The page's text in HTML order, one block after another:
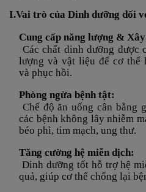
I.Vai trò của Dinh dưỡng đối
Cung cấp năng lượng &
Các chất dinh dưỡng được
lượng và vật liệu để cơ thể
và phục hồi.
Phòng ngừa bệnh tật:
Chế độ ăn uống cân bằng
các bệnh không lây nhiễm
béo phì, tim mạch, ung thư.
Tăng cường hệ miễn dịch:
Dinh dưỡng tốt hỗ trợ hệ
quả, giúp cơ thể chống lại